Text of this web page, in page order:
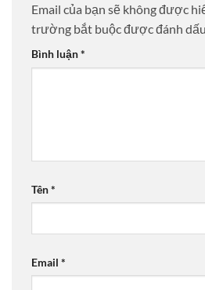
Email của bạn sẽ không được
trường bắt buộc được đánh dấu
Bình luận*
Tên*
Email *